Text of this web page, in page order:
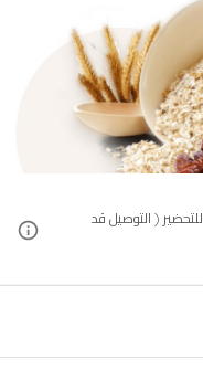
( التوصيل قد